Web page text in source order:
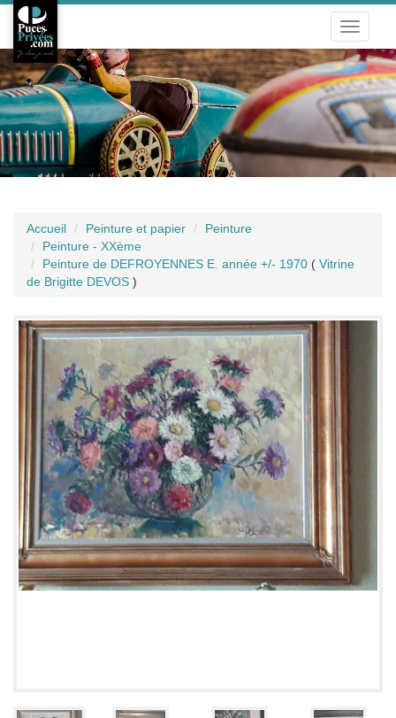
Toggle
Accueil Peinture et papier
Peinture
Peinture - XXème
Peinture de DEFROYENNES E. année +/- 1970 ( Vitrine
de Brigitte DEVOS )